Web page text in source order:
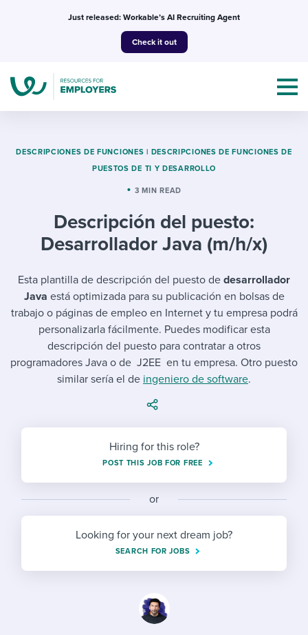
Just released: Workable’s AI Recruiting Agent
Check it out
Topics
Mobilizing AI in my work
Evaluating candidates
Working together with others
Maintaining hiring pipelines
Developing & retaining people
Finding and attracting people
Establishing an employer brand
Digitizing work processes
Candidate/employee experiences
Templates & Guides
I WANT...
Job description templates
Interview question templates
Policy templates
Onboarding checklists
Free ebooks & reports
HR terms
I’m a jobseeker
I WANT TO LEARN ABOUT...
Applying for a job
Interview process
Pay & benefits
Modern working life
Overall career resources
Attend webinars & events
Workable customer stories
Explore Workable
DESCRIPCIONES DE FUNCIONES | DESCRIPCIONES DE FUNCIONES DE
PUESTOS DE TI Y DESARROLLO
3 MIN READ
Descripción del puesto:
Desarrollador Java (m/h/x)
Esta plantilla de descripción del puesto de desarrollador
Java está optimizada para su publicación en bolsas de
trabajo o páginas de empleo en Internet y tu empresa podrá
personalizarla fácilmente. Puedes modificar esta
descripción del puesto para contratar a otros
programadores Java o de J2EE en tu empresa. Otro puesto
similar sería el de ingeniero de software.
Hiring for this role?
POST THIS JOB FOR FREE
or
Looking for your next dream job?
SEARCH FOR JOBS